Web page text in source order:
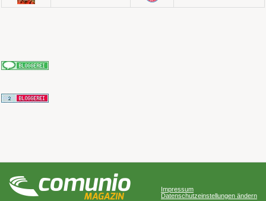
Impressum
Datenschutzeinstellungen ändern